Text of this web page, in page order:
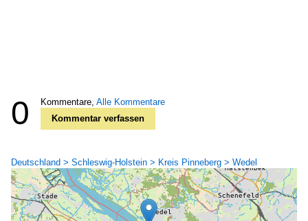
0 Kommentare, Alle Kommentare
Kommentar verfassen
Deutschland > Schleswig-Holstein > Kreis Pinneberg > Wedel